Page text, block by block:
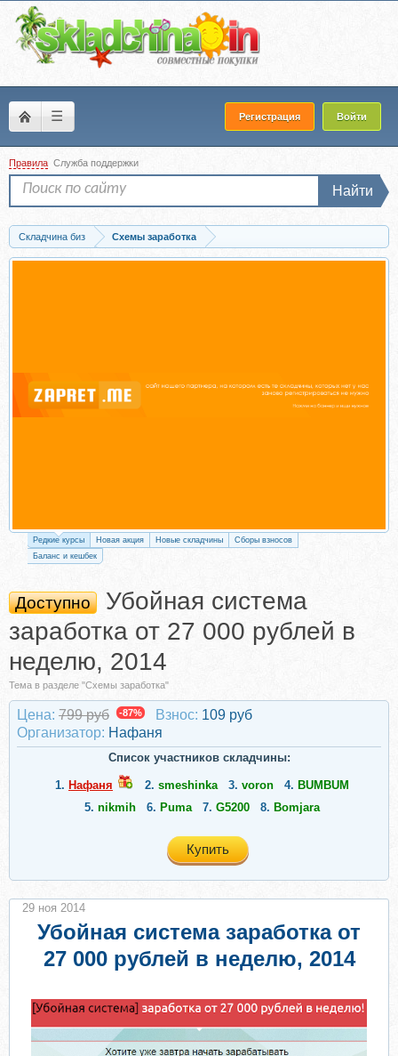
☰ Регистрация Войти
Правила Служба поддержки
Найти
Складчина биз
Схемы заработка
Скачать Убойная система заработка от 27 000 рублей в неделю, 2014
Редкие курсы Новая акция Новые складчины
Сборы взносов
Баланс и кешбек
Доступно
Убойная система
заработка от 27 000 рублей в
неделю, 2014
Тема в разделе "Схемы заработка"
Цена: 799 руб -87% Взнос: 109 руб
Организатор: Нафаня
Список участников складчины:
1. Нафаня 2. smeshinka 3. voron 4. BUMBUM
5. nikmih 6. Puma 7. G5200 8. Bomjara
Купить
Убойная система заработка от
27 000 рублей в неделю, 2014
29 ноя 2014